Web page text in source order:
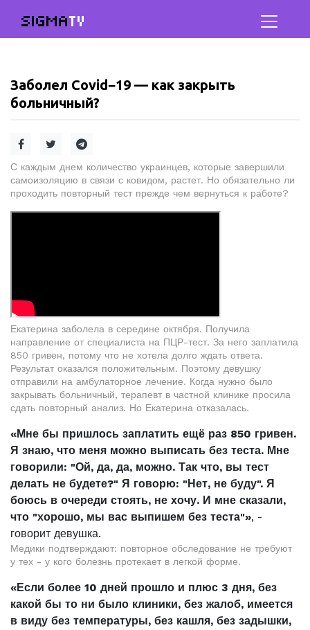
SIGMATV
Заболел Covid−19 — как закрыть
больничный?
С каждым днем ​​количество украинцев, которые завершили
самоизоляцию в связи с ковидом, растет. Но обязательно ли
проходить повторный тест прежде чем вернуться к работе?
Екатерина заболела в середине октября. Получила
направление от специалиста на ПЦР-тест. За него заплатила
850 гривен, потому что не хотела долго ждать ответа.
Результат оказался положительным. Поэтому девушку
отправили на амбулаторное лечение. Когда нужно было
закрывать больничный, терапевт в частной клинике просила
сдать повторный анализ. Но Екатерина отказалась.
«Мне бы пришлось заплатить ещё раз 850 гривен.
Я знаю, что меня можно выписать без теста. Мне
говорили: "Ой, да, да, можно. Так что, вы тест
делать не будете?" Я говорю: "Нет, не буду". Я
боюсь в очереди стоять, не хочу. И мне сказали,
что "хорошо, мы вас выпишем без теста"», -
говорит девушка.
Медики подтверждают: повторное обследование не требуют
у тех - у кого болезнь протекает в легкой форме.
«Если более 10 дней прошло и плюс 3 дня, без
какой бы то ни было клиники, без жалоб, имеется
в виду без температуры, без кашля, без задышки,